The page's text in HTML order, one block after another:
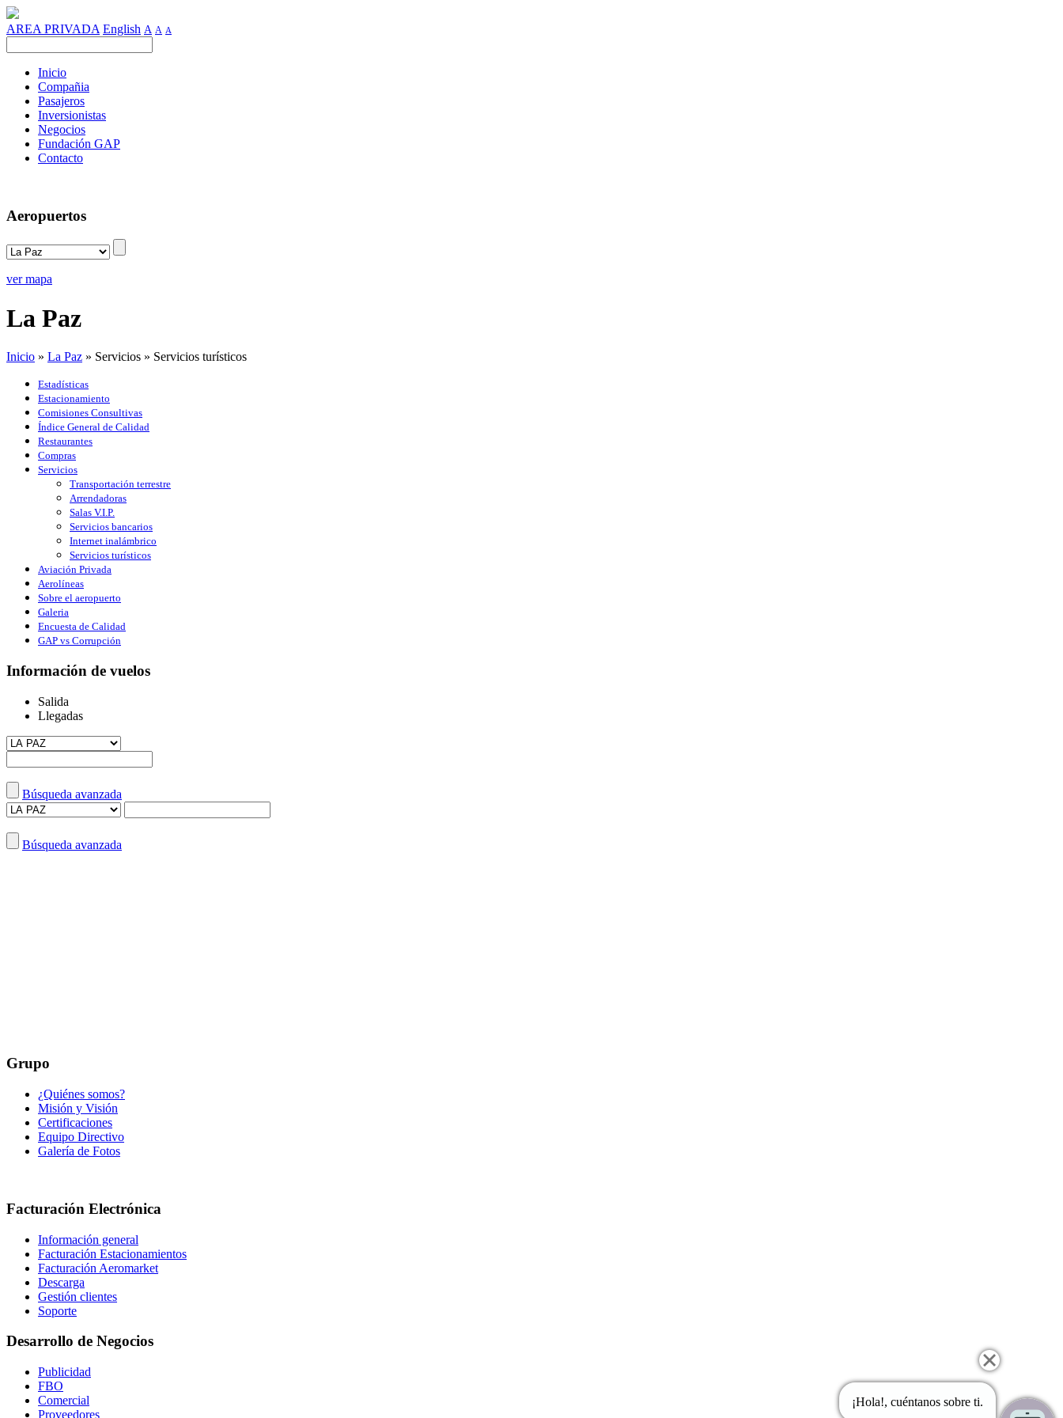
¡Hola!, cuéntanos sobre ti.
AREA PRIVADA English A A A
Inicio
Compañia
Pasajeros
Inversionistas
Negocios
Fundación GAP
Contacto
Aeropuertos
ver mapa
La Paz
Inicio » La Paz » Servicios » Servicios turísticos
Estadísticas
Estacionamiento
Comisiones Consultivas
Índice General de Calidad
Restaurantes
Compras
Servicios
Transportación terrestre
Arrendadoras
Salas V.I.P.
Servicios bancarios
Internet inalámbrico
Servicios turísticos
Aviación Privada
Aerolíneas
Sobre el aeropuerto
Galeria
Encuesta de Calidad
GAP vs Corrupción
Información de vuelos
Salida
Llegadas
Búsqueda avanzada
Búsqueda avanzada
Grupo
¿Quiénes somos?
Misión y Visión
Certificaciones
Equipo Directivo
Galería de Fotos
Facturación Electrónica
Información general
Facturación Estacionamientos
Facturación Aeromarket
Descarga
Gestión clientes
Soporte
Desarrollo de Negocios
Publicidad
FBO
Comercial
Proveedores